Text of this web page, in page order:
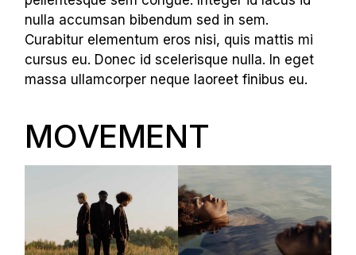
nulla accumsan bibendum sed in sem.
Curabitur elementum eros nisi, quis mattis mi
cursus eu. Donec id scelerisque nulla. In eget
massa ullamcorper neque laoreet finibus eu.
MOVEMENT